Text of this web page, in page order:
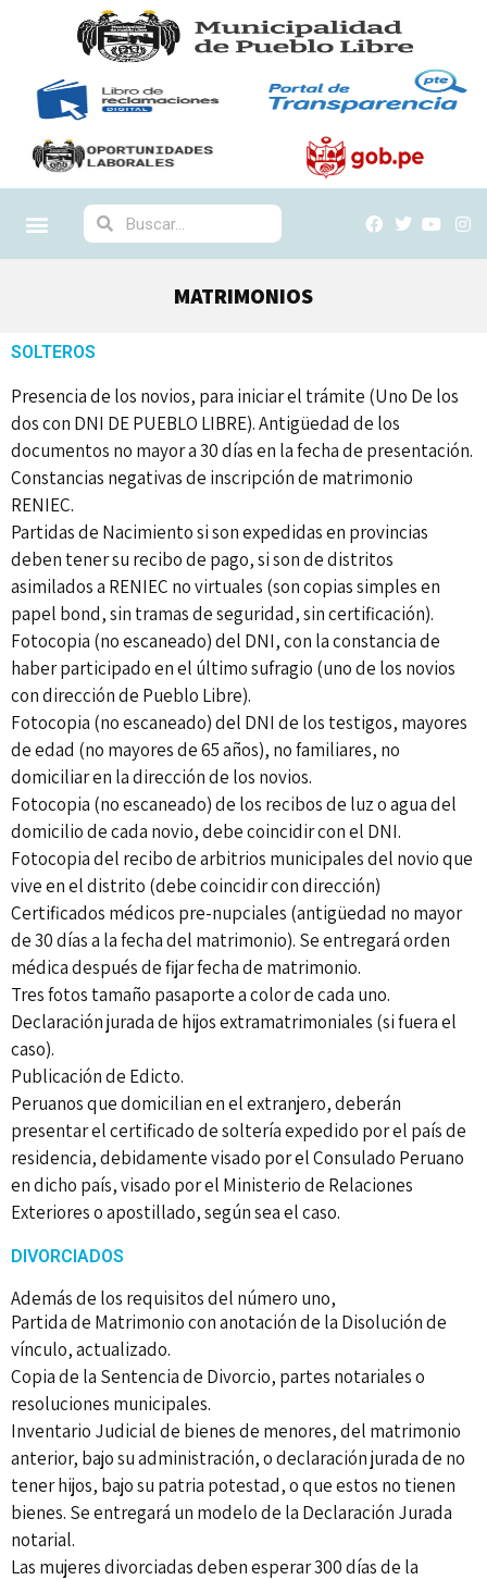
MATRIMONIOS
SOLTEROS
Presencia de los novios, para iniciar el trámite (Uno De los
dos con DNI DE PUEBLO LIBRE). Antigüedad de los
documentos no mayor a 30 días en la fecha de presentación.
Constancias negativas de inscripción de matrimonio
RENIEC.
Partidas de Nacimiento si son expedidas en provincias
deben tener su recibo de pago, si son de distritos
asimilados a RENIEC no virtuales (son copias simples en
papel bond, sin tramas de seguridad, sin certificación).
Fotocopia (no escaneado) del DNI, con la constancia de
haber participado en el último sufragio (uno de los novios
con dirección de Pueblo Libre).
Fotocopia (no escaneado) del DNI de los testigos, mayores
de edad (no mayores de 65 años), no familiares, no
domiciliar en la dirección de los novios.
Fotocopia (no escaneado) de los recibos de luz o agua del
domicilio de cada novio, debe coincidir con el DNI.
Fotocopia del recibo de arbitrios municipales del novio que
vive en el distrito (debe coincidir con dirección)
Certificados médicos pre-nupciales (antigüedad no mayor
de 30 días a la fecha del matrimonio). Se entregará orden
médica después de fijar fecha de matrimonio.
Tres fotos tamaño pasaporte a color de cada uno.
Declaración jurada de hijos extramatrimoniales (si fuera el
caso).
Publicación de Edicto.
Peruanos que domicilian en el extranjero, deberán
presentar el certificado de soltería expedido por el país de
residencia, debidamente visado por el Consulado Peruano
en dicho país, visado por el Ministerio de Relaciones
Exteriores o apostillado, según sea el caso.
DIVORCIADOS
Además de los requisitos del número uno,
Partida de Matrimonio con anotación de la Disolución de
vínculo, actualizado.
Copia de la Sentencia de Divorcio, partes notariales o
resoluciones municipales.
Inventario Judicial de bienes de menores, del matrimonio
anterior, bajo su administración, o declaración jurada de no
tener hijos, bajo su patria potestad, o que estos no tienen
bienes. Se entregará un modelo de la Declaración Jurada
notarial.
Las mujeres divorciadas deben esperar 300 días de la